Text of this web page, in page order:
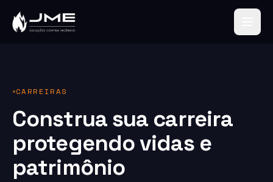
CARREIRAS
Construa sua carreira
protegendo vidas e
patrimônio